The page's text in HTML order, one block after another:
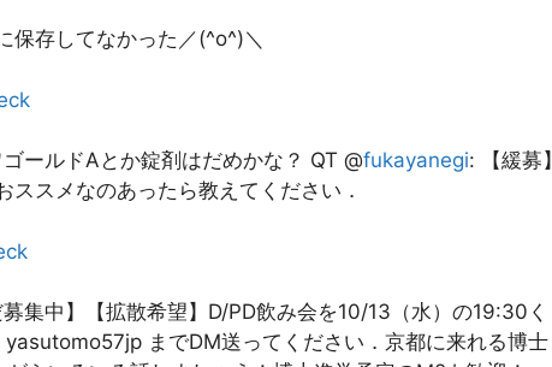
保存してなかった／(^o^)＼
ールドAとか錠剤はだめかな？ QT @fukayanegi: 【緩募】
ススメなのあったら教えてください．
募集中】【拡散希望】D/PD飲み会を10/13（水）の19:30く
までDM送ってください．京都に来れる博士